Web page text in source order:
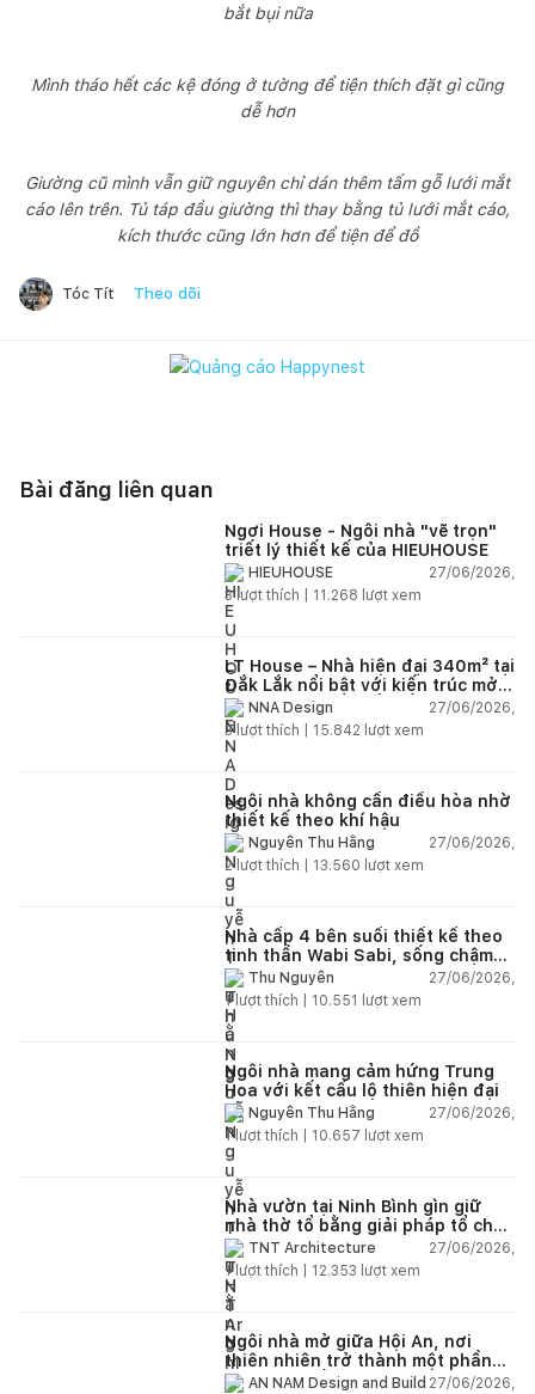
bắt bụi nữa
Mình tháo hết các kệ đóng ở tường để tiện thích đặt gì cũng
dễ hơn
Giường cũ mình vẫn giữ nguyên chỉ dán thêm tấm gỗ lưới mắt
cáo lên trên. Tủ táp đầu giường thì thay bằng tủ lưới mắt cáo,
kích thước cũng lớn hơn để tiện để đồ
Tóc Tít Theo dõi
Bài đăng liên quan
Ngơi House - Ngôi nhà "vẽ trọn"
triết lý thiết kế của HIEUHOUSE
HIEUHOUSE
27/06/2026,
3lượt thích | 11.268 lượt xem
LT House – Nhà hiện đại 340m² tại
Đắk Lắk nổi bật với kiến trúc mở
và hệ sân vườn kết nối thiên
nhiên
NNA Design
27/06/2026,
3lượt thích | 15.842 lượt xem
Ngôi nhà không cần điều hòa nhờ
thiết kế theo khí hậu
Nguyễn Thu Hằng
27/06/2026,
2lượt thích | 13.560 lượt xem
Nhà cấp 4 bên suối thiết kế theo
tinh thần Wabi Sabi, sống chậm
giữa thiên nhiên
Thu Nguyễn
27/06/2026,
1lượt thích | 10.551 lượt xem
Ngôi nhà mang cảm hứng Trung
Hoa với kết cấu lộ thiên hiện đại
Nguyễn Thu Hằng
27/06/2026,
1lượt thích | 10.657 lượt xem
Nhà vườn tại Ninh Bình gìn giữ
nhà thờ tổ bằng giải pháp tổ chức
lại không gian
TNT Architecture
27/06/2026,
1lượt thích | 12.353 lượt xem
Ngôi nhà mở giữa Hội An, nơi
thiên nhiên trở thành một phần
của cuộc sống
AN NAM Design and Build 27/06/2026,